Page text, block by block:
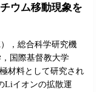
ウム移動現象を
，総合科学研究機
国際基督教大学
材料として研究され
Liイオンの拡散運